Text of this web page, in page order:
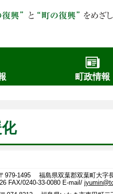
町政情報
979-1495 福島県双葉郡双葉町大字
FAX/0240-33-0080 E-mail/